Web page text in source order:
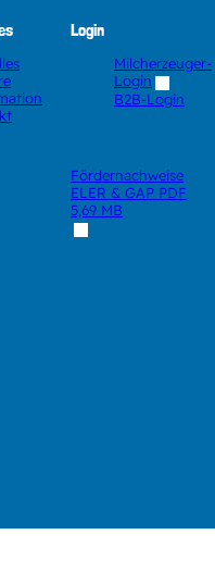
Login
Milcherzeuger-
Login
B2B-Login
Fördernachweise
ELER & GAP PDF
5,69 MB